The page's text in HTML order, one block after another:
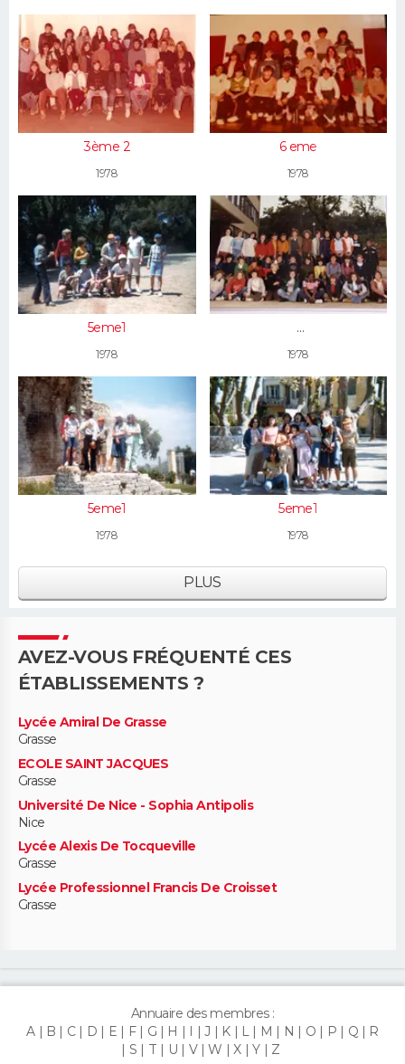
3ème 2
1978
6 eme
1978
5eme1
1978
4e
1978
5eme1
1978
5eme1
1978
PLUS
AVEZ-VOUS FRÉQUENTÉ CES
ÉTABLISSEMENTS ?
Lycée Amiral De Grasse
Grasse
ECOLE SAINT JACQUES
Grasse
Université De Nice - Sophia Antipolis
Nice
Lycée Alexis De Tocqueville
Grasse
Lycée Professionnel Francis De Croisset
Grasse
Annuaire des membres :
A
B C D E F G H I J K L M N O P Q
R
S
T U V W X Y Z